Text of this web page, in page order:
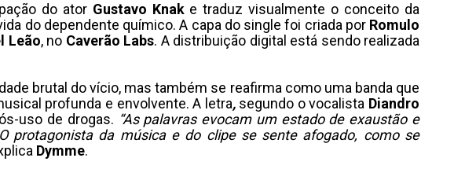
do ator Gustavo Knake traduz visualmente o conceito da
do dependente químico. A capa do single foi criada por Romulo
Leão, no Caverão Labs. A distribuição digital está sendo realizada
brutal do vício, mas também se reafirma como uma banda que
profunda e envolvente. A letra,segundo o vocalista Diandro
uso de drogas. “As palavras evocam um estado de exaustão e
protagonista da música e do clipe se sente afogado, como se
Dymme.